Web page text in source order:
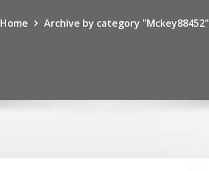
Home Archive by category "Mckey88452"